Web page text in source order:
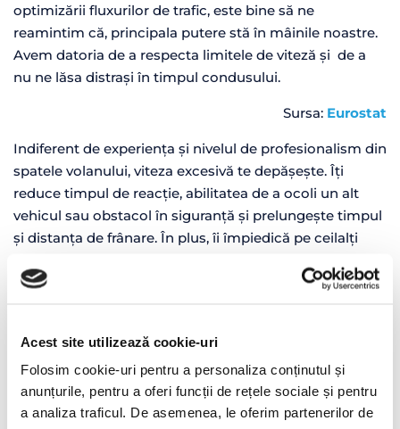
Acest site utilizează cookie-uri
Folosim cookie-uri pentru a personaliza conținutul și
anunțurile, pentru a oferi funcții de rețele sociale și pentru
a analiza traficul. De asemenea, le oferim partenerilor de
optimizării fluxurilor de trafic, este bine să ne
reamintim că, principala putere stă în mâinile noastre.
Avem datoria de a respecta limitele de viteză și de a
nu ne lăsa distrași în timpul condusului.
Sursa: Eurostat
Indiferent de experiența și nivelul de profesionalism din
spatele volanului, viteza excesivă te depășește. Îți
reduce timpul de reacție, abilitatea de a ocoli un alt
vehicul sau obstacol în siguranță și prelungește timpul
și distanța de frânare. În plus, îi împiedică pe ceilalți
corespunzător.
Vorbeam mai sus despre conștientizare și
responsabilitate. Alături de inițiativele
gurvernamentale, companiile care activează în
sectorul transporturilor sau care dețin o flotă proprie